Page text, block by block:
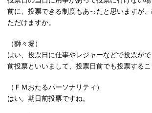
前に、投票できる制度もあったと思いますが
ただけますか。
（獅々堀）
はい、投票日に仕事やレジャーなどで投票が
前投票といいまして、投票日前でも投票するこ
（ＦＭおたるパーソナリティ）
はい。期日前投票ですね。